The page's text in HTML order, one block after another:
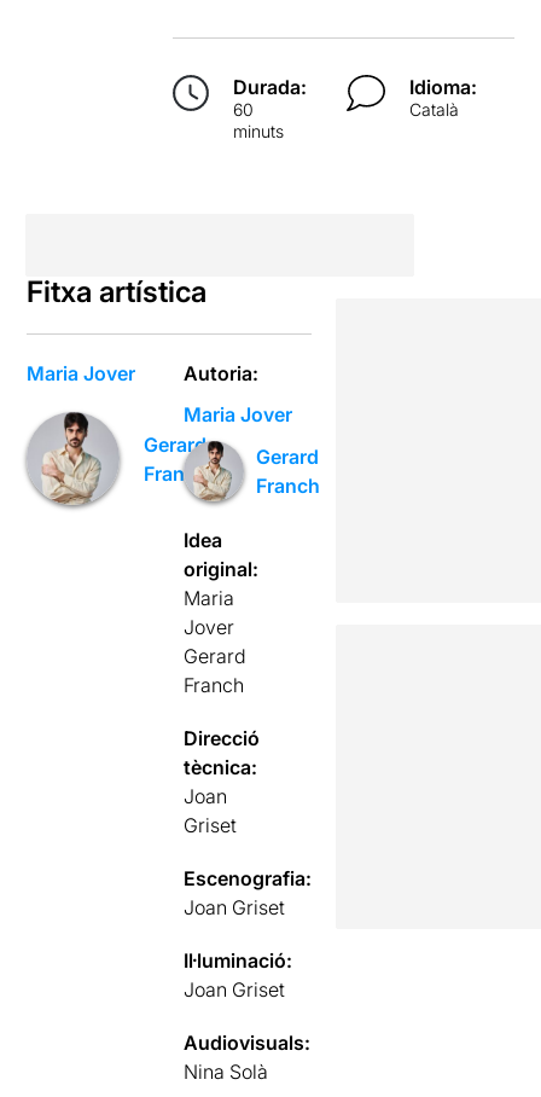
Durada:
60
minuts
Idioma:
Català
Fitxa artística
Maria Jover
Gerard
Franch
Autoria:
Maria Jover
Gerard
Franch
Idea
original:
Maria
Jover
Gerard
Franch
Direcció
tècnica:
Joan
Griset
Escenografia:
Joan Griset
Il·luminació:
Joan Griset
Audiovisuals:
Nina Solà